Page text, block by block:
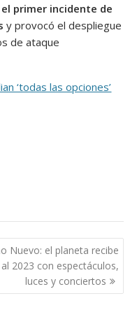
primer incidente de
y provocó el despliegue
de ataque
‘todas las opciones’
Nuevo: el planeta recibe
al 2023 con espectáculos,
luces y conciertos